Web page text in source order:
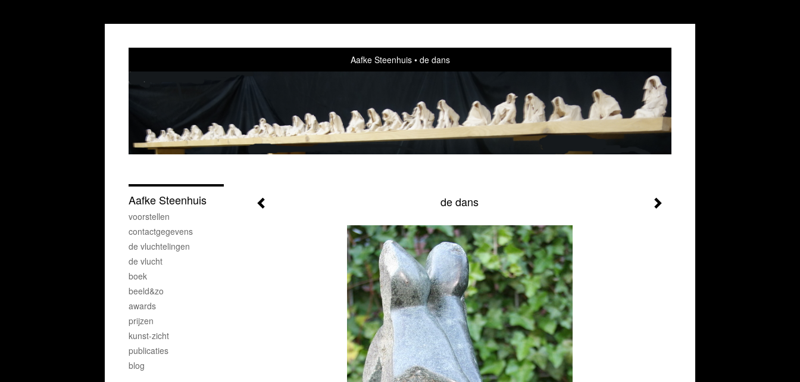
Aafke Steenhuis de dans
de dans
Aafke Steenhuis
voorstellen
contactgegevens
de vluchtelingen
de vlucht
boek
beeld&zo
awards
prijzen
kunst-zicht
publicaties
blog